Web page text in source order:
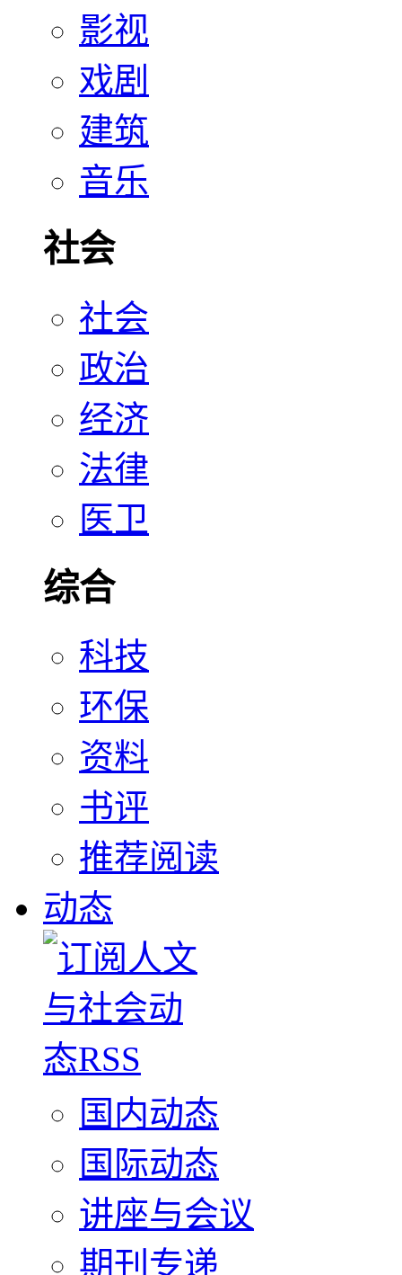
影视
戏剧
建筑
音乐
社会
社会
政治
经济
法律
医卫
综合
科技
环保
资料
书评
推荐阅读
动态
国内动态
国际动态
讲座与会议
期刊专递